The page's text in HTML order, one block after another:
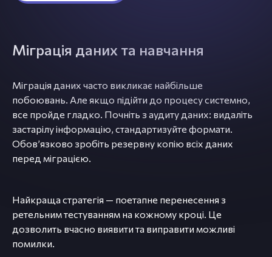
Міграція даних та навчання
Міграція даних часто викликає найбільше
побоювань. Але якщо підійти до процесу системно,
все пройде гладко. Почніть з аудиту даних: видаліть
застарілу інформацію, стандартизуйте формати.
Обовʼязково зробіть резервну копію всіх даних
перед міграцією.
Найкраща стратегія — поетапне перенесення з
ретельним тестуванням на кожному кроці. Це
дозволить вчасно виявити та виправити можливі
помилки.